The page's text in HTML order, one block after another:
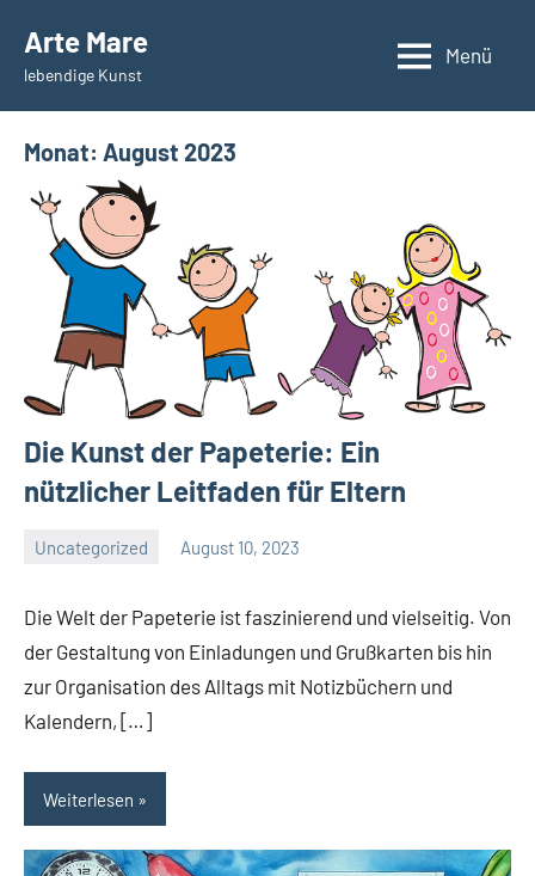
Inhalt
springen
Arte Mare
lebendige Kunst
Menü
Monat: August 2023
Die Kunst der Papeterie: Ein
nützlicher Leitfaden für Eltern
Uncategorized August 10, 2023
Die Welt der Papeterie ist faszinierend und vielseitig. Von
der Gestaltung von Einladungen und Grußkarten bis hin
zur Organisation des Alltags mit Notizbüchern und
Kalendern, […]
Weiterlesen